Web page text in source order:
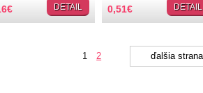
€ DETAIL 0,51€ DETAIL
1 2 ďalšia strana